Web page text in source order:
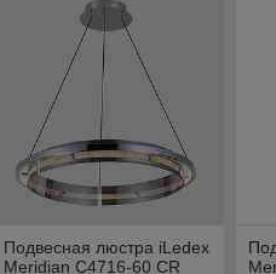
Подвесная люстра iLedex
Meridian C4716-60 CR